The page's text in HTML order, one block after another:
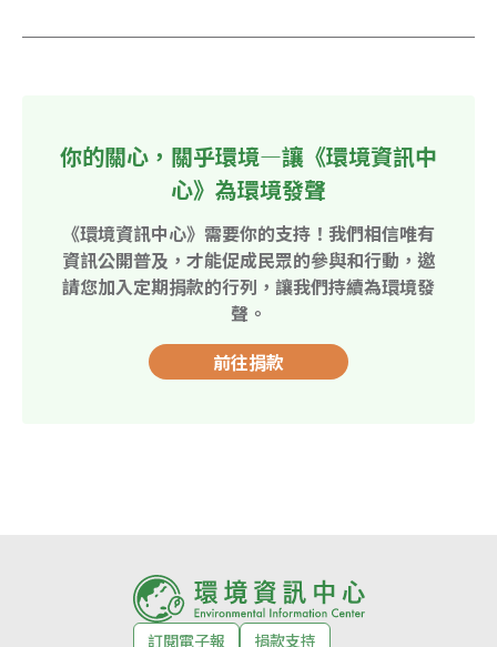
你的關心，關乎環境—讓《環境資訊中
心》為環境發聲
《環境資訊中心》需要你的支持！我們相信唯有
資訊公開普及，才能促成民眾的參與和行動，邀
請您加入定期捐款的行列，讓我們持續為環境發
聲。
前往捐款
訂閱電子報 捐款支持